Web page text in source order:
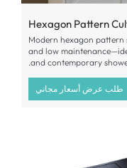
Hexagon Pattern
Modern hexagon
and low
and contemporary
طلب عرض أسعار مجاني